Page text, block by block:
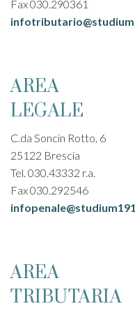
Fax 030.290361
AREA
LEGALE
C.da Soncin Rotto, 6
25122 Brescia
Tel. 030.43332 r.a.
Fax 030.292546
AREA
TRIBUTARIA